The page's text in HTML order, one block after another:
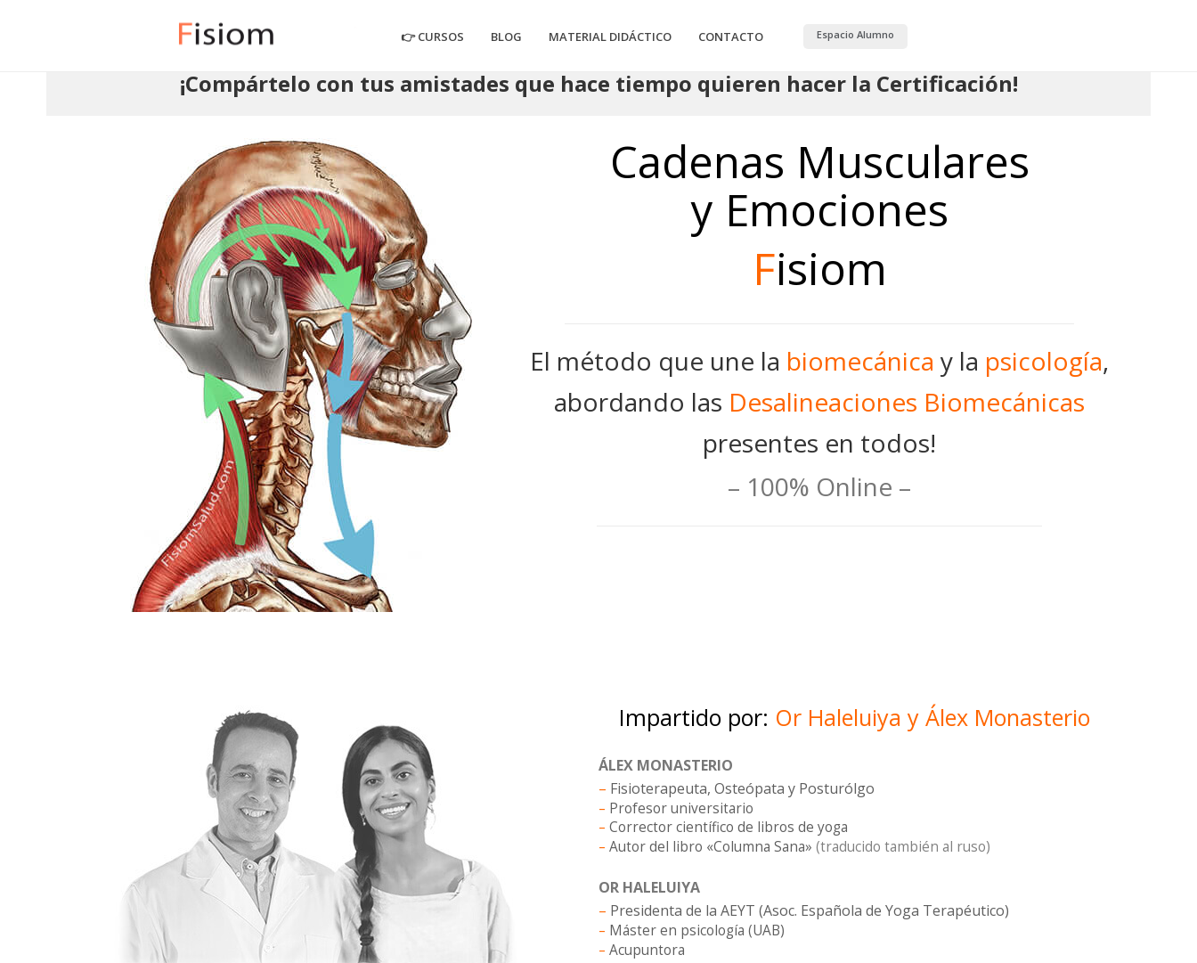
👉 CURSOS BLOG MATERIAL DIDÁCTICO CONTACTO Espacio Alumno
¡Compártelo con tus amistades que hace tiempo quieren hacer la Certificación!
Cadenas Musculares
y Emociones
Fisiom
El método que une la biomecánica y la psicología,
abordando las Desalineaciones Biomecánicas
presentes en todos!
– 100% Online –
Impartido por: Or Haleluiya y Álex Monasterio
ÁLEX MONASTERIO
– Fisioterapeuta, Osteópata y Posturólgo
– Profesor universitario
– Corrector científico de libros de yoga
– Autor del libro «Columna Sana» (traducido también al ruso)
OR HALELUIYA
– Presidenta de la AEYT (Asoc. Española de Yoga Terapéutico)
– Máster en psicología (UAB)
– Acupuntora